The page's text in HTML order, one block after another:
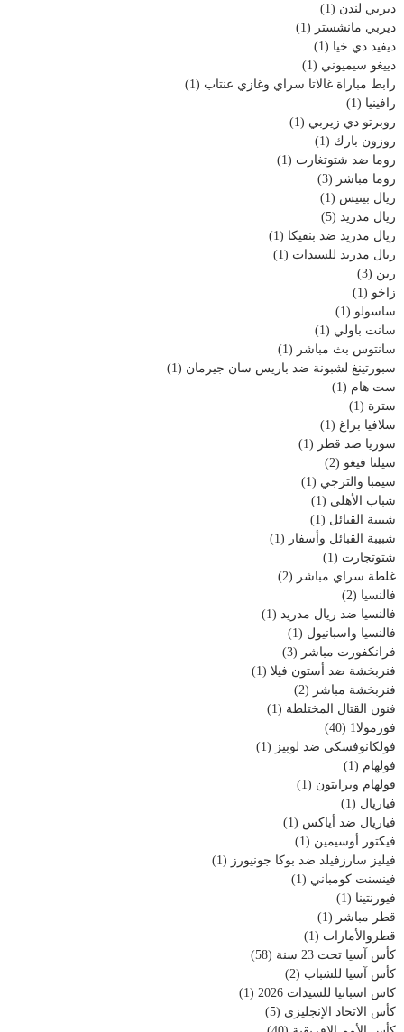
ديربي لندن (1)
ديربي مانشستر (1)
ديفيد دي خيا (1)
دييغو سيميوني (1)
رابط مباراة غالاتا سراي وغازي عنتاب (1)
رافينيا (1)
روبرتو دي زيربي (1)
روزون بارك (1)
روما ضد شتوتغارت (1)
روما مباشر (3)
ريال بيتيس (1)
ريال مدريد (5)
ريال مدريد ضد بنفيكا (1)
ريال مدريد للسيدات (1)
رين (3)
زاخو (1)
ساسولو (1)
سانت باولي (1)
سانتوس بث مباشر (1)
سبورتينغ لشبونة ضد باريس سان جيرمان (1)
ست هام (1)
سترة (1)
سلافيا براغ (1)
سوريا ضد قطر (1)
سيلتا فيغو (2)
سيمبا والترجي (1)
شباب الأهلي (1)
شبيبة القبائل (1)
شبيبة القبائل وأسفار (1)
شتوتجارت (1)
غلطة سراي مباشر (2)
فالنسيا (2)
فالنسيا ضد ريال مدريد (1)
فالنسيا واسبانيول (1)
فرانكفورت مباشر (3)
فنربخشة ضد أستون فيلا (1)
فنربخشة مباشر (2)
فنون القتال المختلطة (1)
فورمولا1
(40)
فولكانوفسكي ضد لوبيز (1)
فولهام (1)
فولهام وبرايتون (1)
فياريال (1)
فياريال ضد أياكس (1)
فيكتور أوسيمين (1)
فيليز سارزفيلد ضد بوكا جونيورز (1)
فينسنت كومباني (1)
فيورنتينا (1)
قطر مباشر (1)
قطروالأمارات (1)
كأس آسيا تحت 23 سنة
(58)
كأس آسيا للشباب (2)
كاس اسبانيا للسيدات 2026
(1)
كأس الاتحاد الإنجليزي (5)